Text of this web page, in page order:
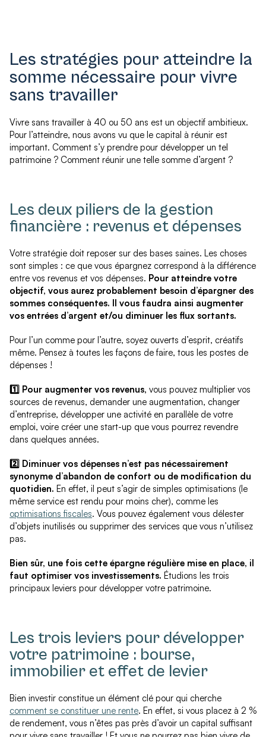
Les stratégies pour atteindre la
somme nécessaire pour vivre
sans travailler
Vivre sans travailler à 40 ou 50 ans est un objectif ambitieux.
Pour l’atteindre, nous avons vu que le capital à réunir est
important. Comment s’y prendre pour développer un tel
patrimoine ? Comment réunir une telle somme d’argent ?
Les deux piliers de la gestion
financière : revenus et dépenses
Votre stratégie doit reposer sur des bases saines. Les choses
sont simples : ce que vous épargnez correspond à la différence
entre vos revenus et vos dépenses. Pour atteindre votre
objectif, vous aurez probablement besoin d’épargner des
sommes conséquentes. Il vous faudra ainsi augmenter
vos entrées d’argent et/ou diminuer les flux sortants.
Pour l’un comme pour l’autre, soyez ouverts d’esprit, créatifs
même. Pensez à toutes les façons de faire, tous les postes de
dépenses !
1️⃣ Pour augmenter vos revenus, vous pouvez multiplier vos
sources de revenus, demander une augmentation, changer
d’entreprise, développer une activité en parallèle de votre
emploi, voire créer une start-up que vous pourrez revendre
dans quelques années.
2️⃣ Diminuer vos dépenses n’est pas nécessairement
synonyme d’abandon de confort ou de modification du
quotidien. En effet, il peut s’agir de simples optimisations (le
même service est rendu pour moins cher), comme les
optimisations fiscales. Vous pouvez également vous délester
d’objets inutilisés ou supprimer des services que vous n’utilisez
pas.
Bien sûr, une fois cette épargne régulière mise en place, il
faut optimiser vos investissements. Étudions les trois
principaux leviers pour développer votre patrimoine.
Les trois leviers pour développer
votre patrimoine : bourse,
immobilier et effet de levier
Bien investir constitue un élément clé pour qui cherche
comment se constituer une rente. En effet, si vous placez à 2 %
de rendement, vous n’êtes pas près d’avoir un capital suffisant